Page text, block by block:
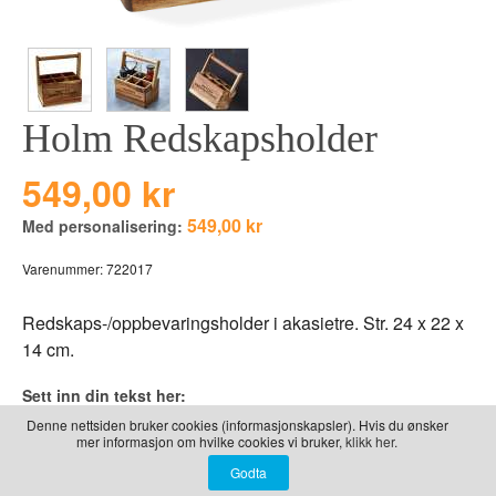
Denne nettsiden bruker cookies (informasjonskapsler). Hvis du ønsker
mer informasjon om hvilke cookies vi bruker, klikk her.
Holm Redskapsholder
549,00 kr
Med personalisering: 549,00 kr
Varenummer:722017
Redskaps-/oppbevaringsholder i akasietre. Str. 24 x 22 x
14 cm.
Sett inn din tekst her:
Gravering linje 1